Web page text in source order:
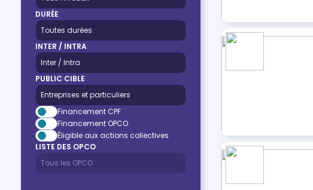
DURÉE
INTER / INTRA
PUBLIC CIBLE
Financement CPF
Financement OPCO
Éligible aux actions collectives
LISTE DES OPCO